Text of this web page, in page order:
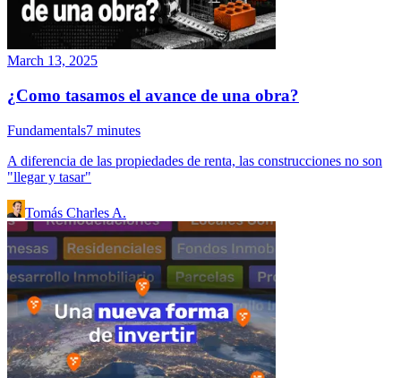
March 13, 2025
¿Como tasamos el avance de una obra?
Fundamentals7 minutes
A diferencia de las propiedades de renta, las construcciones no son
"llegar y tasar"
Tomás Charles A.